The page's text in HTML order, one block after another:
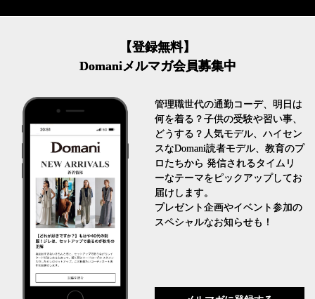
【登録無料】
Domaniメルマガ会員募集中
管理職世代の通勤コーデ、明日は
何を着る？子供の受験や習い事、
どうする？人気モデル、ハイセン
スなDomani読者モデル、教育のプ
ロたちから 発信されるタイムリ
ーなテーマをピックアップしてお
届けします。
プレゼント企画やイベント参加の
スペシャルなお知らせも！